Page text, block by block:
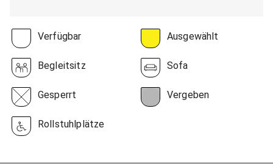
Verfügbar Ausgewählt
Begleitsitz Sofa
Gesperrt Vergeben
Rollstuhlplätze